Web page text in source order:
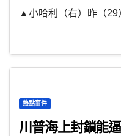
▲小哈利（右）昨（
熱點事件
川普海上封鎖能